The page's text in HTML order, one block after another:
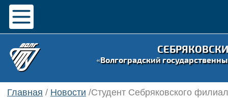
«Волгоградский
Главная / Новости /Студент Себряковского